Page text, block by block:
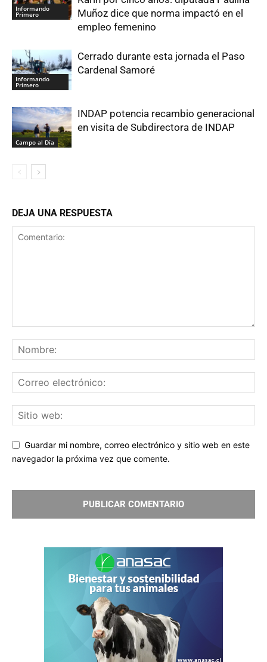
Informando
Primero
Muñoz dice que norma impactó en el
empleo femenino
Informando
Primero
Cerrado durante esta jornada el Paso
Cardenal Samoré
Campo al Día
INDAP potencia recambio generacional
en visita de Subdirectora de INDAP
DEJA UNA RESPUESTA
Guardar mi nombre, correo electrónico y sitio web en este
navegador la próxima vez que comente.